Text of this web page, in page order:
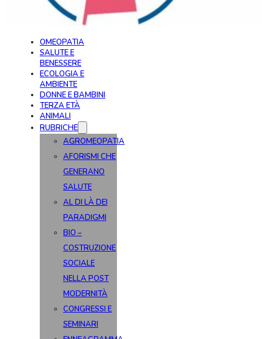
OMEOPATIA
SALUTE E
BENESSERE
ECOLOGIA E
AMBIENTE
DONNE E BAMBINI
TERZA ETÀ
ANIMALI
RUBRICHE
AGROMEOPATIA
AFORISMI CHE
GENERANO
SALUTE
AL DI LÀ DEI
PARADIGMI
BIO –
COSTRUZIONE
SOCIALE
NELLA POST
MODERNITÀ
CONGRESSI E
SEMINARI